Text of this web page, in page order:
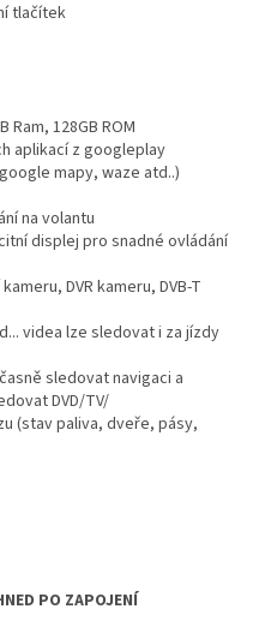
tlačítek
128GB ROM
aplikací z googleplay
mapy, waze atd..)
na volantu
displej pro snadné ovládání
DVR kameru, DVB-T
videa lze sledovat i za jízdy
sledovat navigaci a
DVD/TV/
(stav paliva, dveře, pásy,
PO ZAPOJENÍ